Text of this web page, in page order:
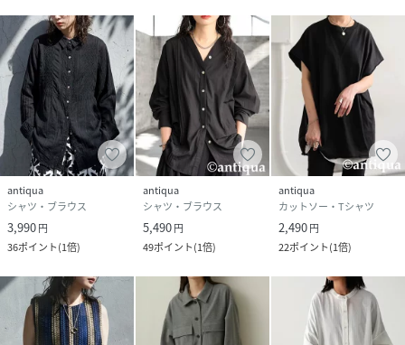
antiqua
シャツ・ブラウス
3,990円
36ポイント(1倍)
antiqua
シャツ・ブラウス
5,490円
49ポイント(1倍)
antiqua
カットソー・Tシャツ
2,490円
22ポイント(1倍)